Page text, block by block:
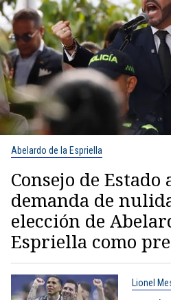
Abelardo de la Espriella
Consejo de
demanda de
elección de
Espriella como
Lionel